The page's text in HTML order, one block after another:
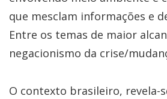
que mesclam informações e
Entre os temas de maior
negacionismo da crise/
O contexto brasileiro, revela-